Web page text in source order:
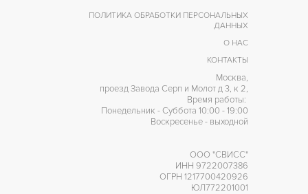
65 часов
ПОЛИТИКА ОБРАБОТКИ ПЕРСОНАЛЬНЫХ
ДАННЫХ
О НАС
КОНТАКТЫ
Москва,
проезд Завода Серп и Молот д 3, к 2,
Время работы:
Понедельник - Суббота 10:00 - 19:00
Воскресенье - выходной
ООО "СВИСС"
ИНН 9722007386
ОГРН 1217700420926
ЮЛ772201001